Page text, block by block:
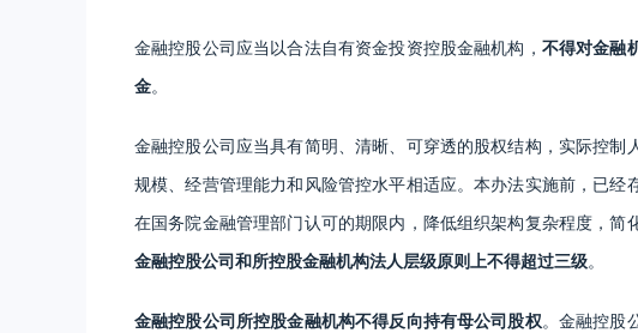
金融控股公司应当以合法自有资金投资控股金融机构， 不得对金融
金。
金融控股公司应当具有简明、清晰、可穿透的股权结构，实际控
规模、经营管理能力和风险管控水平相适应。本办法实施前，已
在国务院金融管理部门认可的期限内，降低组织架构复杂程度，简
金融控股公司和所控股金融机构法人层级原则上不得超过三级。
金融控股公司所控股金融机构不得反向持有母公司股权。金融控股